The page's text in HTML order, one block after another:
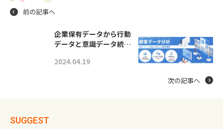
前の記事へ
企業保有データから行動
データと意識データ統…
2024.04.19
次の記事へ
SUGGEST